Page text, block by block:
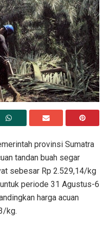
provinsi Sumatra
tandan buah segar
sebesar Rp 2.529,14/kg
periode 31 Agustus-6
harga acuan
kg.